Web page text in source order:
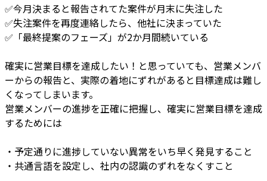
✅今月決まると報告されてた案件が月末に失注した
✅失注案件を再度連絡したら、他社に決まっていた
✅「最終提案のフェーズ」が2か月間続いている
確実に営業目標を達成したい！と思っていても、営業メンバ
ーからの報告と、実際の着地にずれがあると目標達成は難し
くなってしまいます。
営業メンバーの進捗を正確に把握し、確実に営業目標を達成
するためには
・予定通りに進捗していない異常をいち早く発見すること
・共通言語を設定し、社内の認識のずれをなくすこと